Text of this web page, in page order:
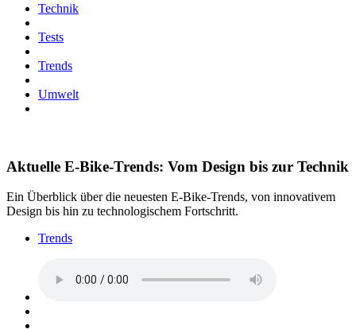
Technik
Tests
Trends
Umwelt
Aktuelle E-Bike-Trends: Vom Design bis zur Technik
Ein Überblick über die neuesten E-Bike-Trends, von innovativem
Design bis hin zu technologischem Fortschritt.
Trends